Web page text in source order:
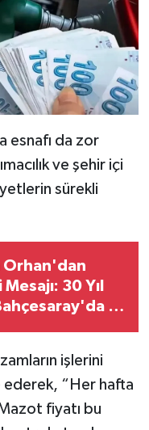
esnafı da zor
ve şehir içi
sürekli
Orhan'dan
30 Yıl
Bu
işlerini
“Her hafta
fiyatı bu